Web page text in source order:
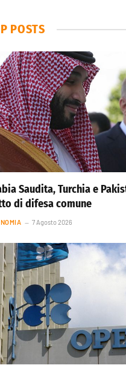
POSTS
Saudita, Turchia e
di difesa comune
7 Agosto 2026